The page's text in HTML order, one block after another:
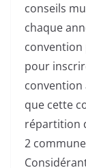
conseils
chaque
convention
pour
que cette
répartition
2